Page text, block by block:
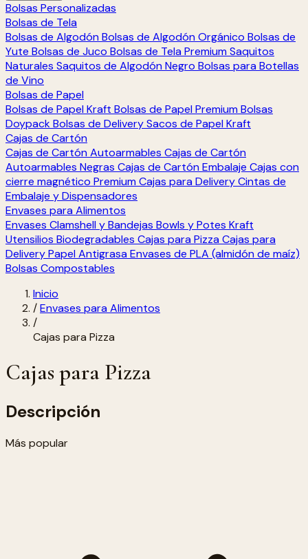
Bolsas Personalizadas
Bolsas de Tela
Bolsas de Algodón Bolsas de Algodón Orgánico Bolsas de
Yute Bolsas de Juco Bolsas de Tela Premium Saquitos
Naturales Saquitos de Algodón Negro Bolsas para Botellas
de Vino
Bolsas de Papel
Bolsas de Papel Kraft Bolsas de Papel Premium Bolsas
DoypackBolsas de DeliverySacos de Papel Kraft
Cajas de Cartón
Cajas de Cartón Autoarmables Cajas de Cartón
Autoarmables Negras Cajas de Cartón Embalaje Cajas con
cierre magnético Premium Cajas para DeliveryCintas de
Embalaje y Dispensadores
Envases para Alimentos
Envases Clamshell y Bandejas Bowls y Potes Kraft
Utensilios Biodegradables Cajas para Pizza Cajas para
DeliveryPapel Antigrasa Envases de PLA (almidón de maíz)
Bolsas Compostables
Inicio
/Envases para Alimentos
/
Cajas para Pizza
Cajas para Pizza
Descripción
Más popular